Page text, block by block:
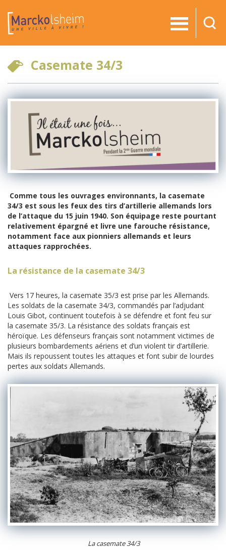
Casemate 34/3
Comme tous les ouvrages environnants, la casemate
34/3 est sous les feux des tirs d’artillerie allemands lors
de l’attaque du 15 juin 1940. Son équipage reste pourtant
relativement épargné et livre une farouche résistance,
notamment face aux pionniers allemands et leurs
attaques rapprochées.
La résistance de la casemate 34/3
Vers 17 heures, la casemate 35/3 est prise par les Allemands.
Les soldats de la casemate 34/3, commandés par l’adjudant
Louis Gibot, continuent toutefois à se défendre et font feu sur
la casemate 35/3. La résistance des soldats français est
héroïque. Les défenseurs français sont notamment victimes de
plusieurs bombardements aériens et d’un violent tir d’artillerie.
Mais ils repoussent toutes les attaques et font subir de lourdes
pertes aux soldats Allemands.
La casemate 34/3